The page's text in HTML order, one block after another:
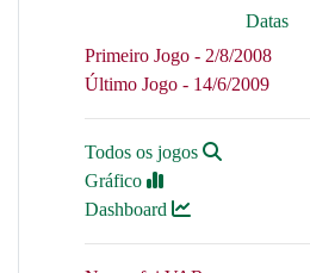
Datas
Primeiro Jogo - 2/8/2008
Último Jogo - 14/6/2009
Todos os jogos
Gráfico
Dashboard